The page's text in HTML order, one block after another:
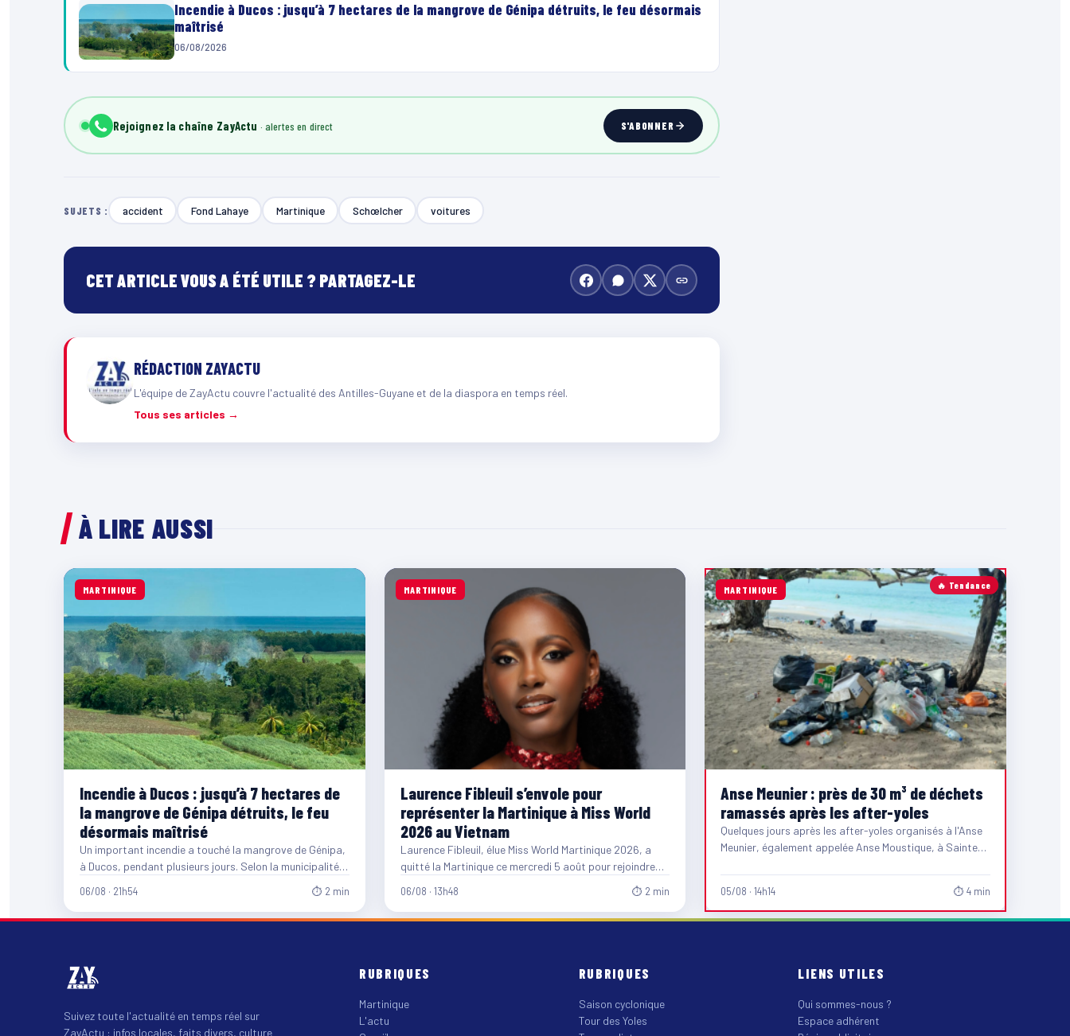
Incendie à Ducos : jusqu’à 7 hectares de la mangrove de Génipa détruits, le feu désormais
maîtrisé
06/08/2026
Rejoignez la chaîne ZayActu S'ABONNER
SUJETS : accident Fond Lahaye Martinique Schœlcher voitures
CET ARTICLE VOUS A ÉTÉ UTILE ? PARTAGEZ-LE
RÉDACTION ZAYACTU
L'équipe de ZayActu couvre l'actualité des Antilles-Guyane et de la diaspora en temps réel.
Tous ses articles →
À LIRE AUSSI
MARTINIQUE
Incendie à Ducos : jusqu’à 7 hectares de
la mangrove de Génipa détruits, le feu
désormais maîtrisé
Un important incendie a touché la mangrove de Génipa,
à Ducos, pendant plusieurs jours. Selon la municipalité,
06/08 · 21h54 ⏱ 2 min
MARTINIQUE
Laurence Fibleuil s’envole pour
représenter la Martinique à Miss World
2026 au Vietnam
Laurence Fibleuil, élue Miss World Martinique 2026, a
quitté la Martinique ce mercredi 5 août pour rejoindre
06/08 · 13h48 ⏱ 2 min
🔥 Tendance
MARTINIQUE
Anse Meunier : près de 30 m³ de déchets
ramassés après les after-yoles
Quelques jours après les after-yoles organisés à l'Anse
Meunier, également appelée Anse Moustique, à Sainte-
05/08 · 14h14 ⏱ 4 min
Suivez toute l'actualité en temps réel sur
ZayActu : infos locales, faits divers, culture
RUBRIQUES
Martinique
L'actu
RUBRIQUES
Saison cyclonique
Tour des Yoles
LIENS UTILES
Qui sommes-nous ?
Espace adhérent